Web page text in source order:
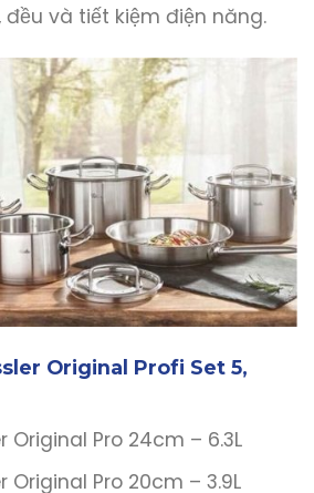
và tiết kiệm điện năng.
Original Profi Set 5,
Original Pro 24cm – 6.3L
Original Pro 20cm – 3.9L